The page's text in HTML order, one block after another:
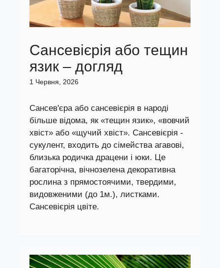
Сансевієрія або тещин
язик – догляд
1 Червня, 2026
Сансев'єра або сансевієрія в народі
більше відома, як «тещин язик», «вовчий
хвіст» або «щучий хвіст». Сансевієрія -
сукулент, входить до сімейства агавові,
близька родичка драцени і юки. Це
багаторічна, вічнозелена декоративна
рослина з прямостоячими, твердими,
видовженими (до 1м.), листками.
Сансевієрія цвіте.